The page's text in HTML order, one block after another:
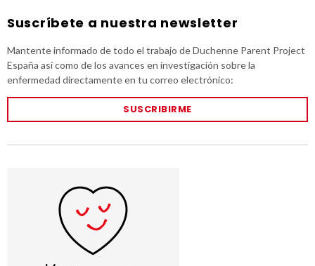
Suscríbete a nuestra newsletter
Mantente informado de todo el trabajo de Duchenne Parent Project
España así como de los avances en investigación sobre la
enfermedad directamente en tu correo electrónico:
SUSCRIBIRME